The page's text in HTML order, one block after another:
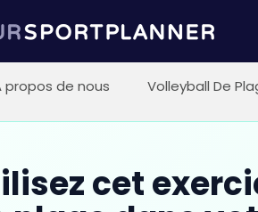
propos de nous Volleyball De
cet